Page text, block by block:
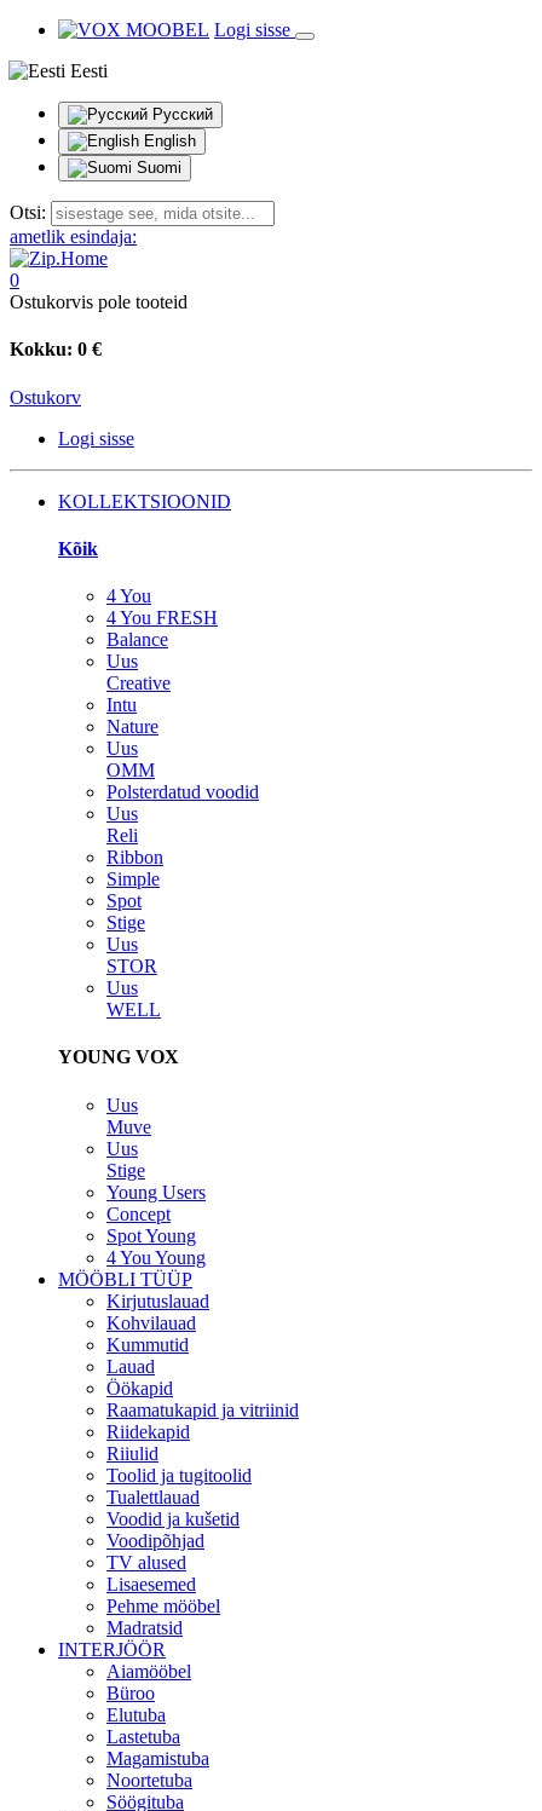
Logi sisse
Eesti
Русский
English
Suomi
Otsi:
ametlik esindaja:
0
Ostukorvis pole tooteid
Kokku: 0 €
Ostukorv
Logi sisse
KOLLEKTSIOONID
Kõik
4 You
4 You FRESH
Balance
Uus
Creative
Intu
Nature
Uus
OMM
Polsterdatud voodid
Uus
Reli
Ribbon
Simple
Spot
Stige
Uus
STOR
Uus
WELL
YOUNG VOX
Uus
Muve
Uus
Stige
Young Users
Concept
Spot Young
4 You Young
MÖÖBLI TÜÜP
Kirjutuslauad
Kohvilauad
Kummutid
Lauad
Öökapid
Raamatukapid ja vitriinid
Riidekapid
Riiulid
Toolid ja tugitoolid
Tualettlauad
Voodid ja kušetid
Voodipõhjad
TV alused
Lisaesemed
Pehme mööbel
Madratsid
INTERJÖÖR
Aiamööbel
Büroo
Elutuba
Lastetuba
Magamistuba
Noortetuba
Söögituba